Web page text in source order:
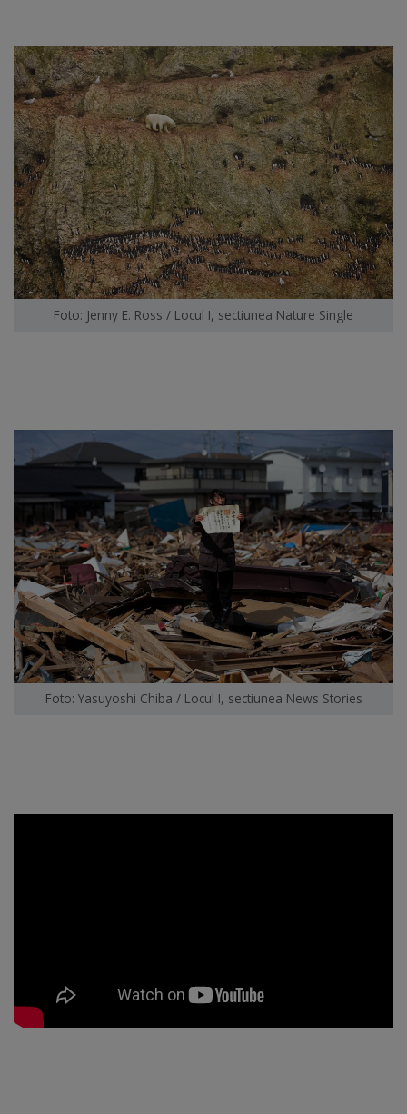
Foto: Jenny E. Ross / Locul I, sectiunea Nature Single
Foto: Yasuyoshi Chiba / Locul I, sectiunea News Stories